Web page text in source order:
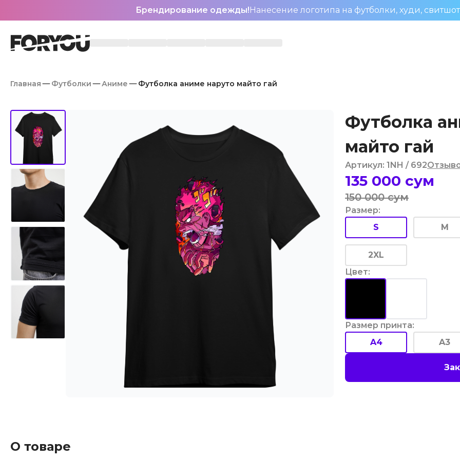
Брендирование одежды!Нанесение логотипа на футболки, худи,
Главная Футболки Аниме Футболка аниме наруто майто гай
Футболка
майто гай
Артикул: 1NH / 692
135 000 сум
150 000 сум
Размер:
S
M
2XL
Цвет:
Размер принта:
A4
A3
О товаре